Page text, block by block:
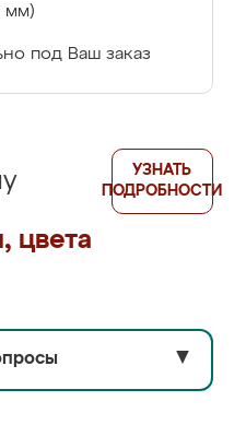
мм)
под Ваш заказ
цвета
УЗНАТЬ
ПОДРОБНОСТИ
▼